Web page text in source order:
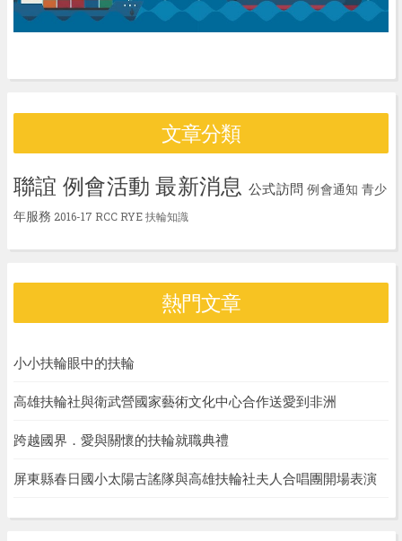
文章分類
聯誼 例會活動 最新消息 公式訪問 例會通知 青少
年服務 2016-17 RCC RYE扶輪知識
熱門文章
小小扶輪眼中的扶輪
高雄扶輪社與衛武營國家藝術文化中心合作送愛到非洲
跨越國界．愛與關懷的扶輪就職典禮
屏東縣春日國小太陽古謠隊與高雄扶輪社夫人合唱團開場表演